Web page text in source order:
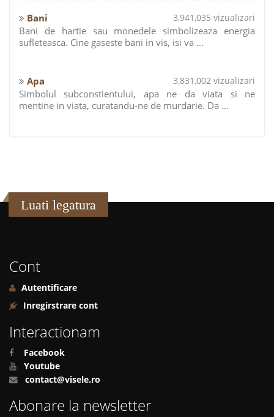
Bani 3,941,035 vizualizari
Bani de hartie sau monedele simbolizeaza energia
sufleteasca. Cine gaseste bani in vis, isi va ...
Apa 3,831,002 vizualizari
Simbolul subconstientului, apa ne da viata si ne
mentine in viata, curatandu-ne de murdarie. Da ...
Luati legatura
Cont
Autentificare
Inregirstrare cont
Interactionam
Facebook
Youtube
contact@visele.ro
Abonare la newsletter